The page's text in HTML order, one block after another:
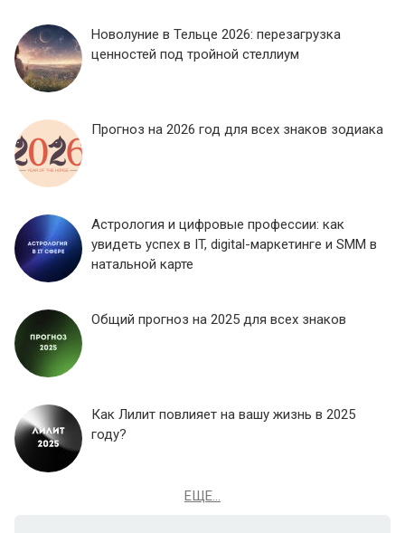
Новолуние в Тельце 2026: перезагрузка
ценностей под тройной стеллиум
Прогноз на 2026 год для всех знаков зодиака
Астрология и цифровые профессии: как
увидеть успех в IT, digital-маркетинге и SMM в
натальной карте
Общий прогноз на 2025 для всех знаков
Как Лилит повлияет на вашу жизнь в 2025
году?
ЕЩЕ...